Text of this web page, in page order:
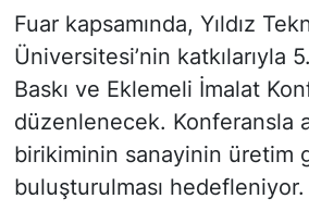
Fuar kapsamında, Yıldız
Üniversitesi’nin katkılarıyla
Baskı ve Eklemeli İmalat
düzenlenecek. Konferansla
birikiminin sanayinin üretim
buluşturulması hedefleniyor.